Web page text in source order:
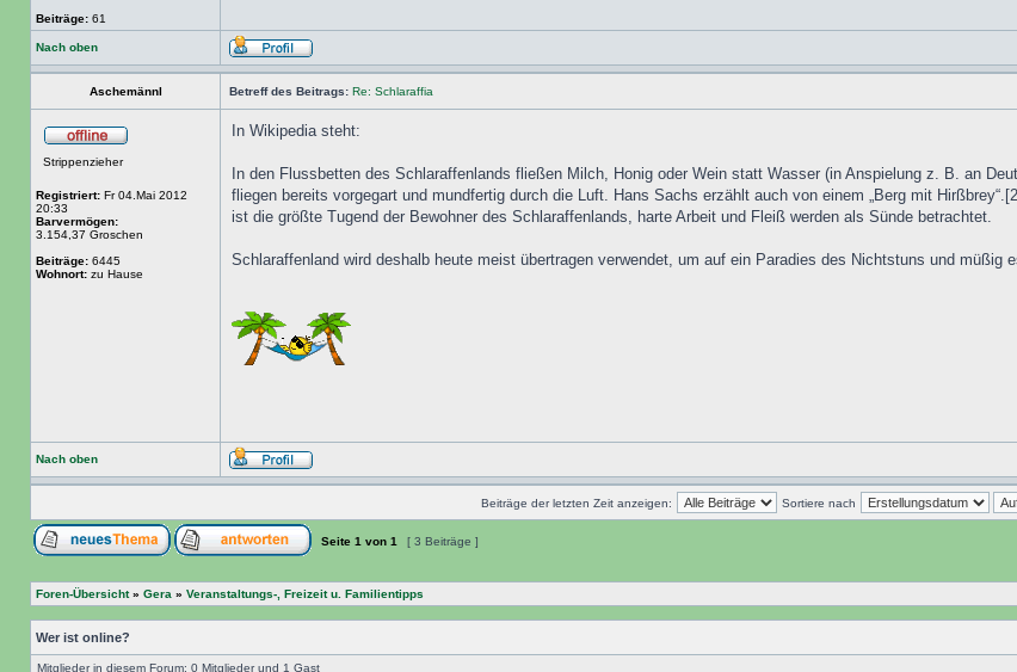
Beiträge: 61
Nach oben
Aschemännl Betreff des Beitrags: Re: Schlaraffia
Strippenzieher
Registriert: Fr 04.Mai 2012
20:33
Barvermögen:
3.154,37 Groschen
Beiträge: 6445
Wohnort: zu Hause
In Wikipedia steht:
In den Flussbetten des Schlaraffenlands fließen Milch, Honig oder Wein statt Wasser (in Anspielung z. B. an
fliegen bereits vorgegart und mundfertig durch die Luft. Hans Sachs erzählt auch von einem „Berg mit
ist die größte Tugend der Bewohner des Schlaraffenlands, harte Arbeit und Fleiß werden als Sünde betrachtet.
Schlaraffenland wird deshalb heute meist übertragen verwendet, um auf ein Paradies des Nichtstuns und müßig
Nach oben
Beiträge der letzten Zeit anzeigen: Sortiere nach
Seite 1 von 1 [ 3 Beiträge ]
Foren-Übersicht» Gera » Veranstaltungs-, Freizeit u. Familientipps
Wer ist online?
Mitglieder in diesem Forum: 0 Mitglieder und 1 Gast